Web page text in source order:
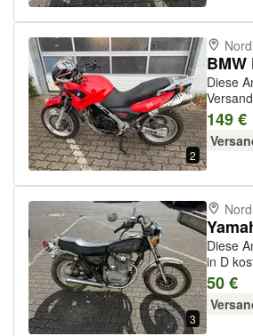
2
BMW
Diese
PayPal
149 €
3
Diese
in D
dieses
oder
50 €